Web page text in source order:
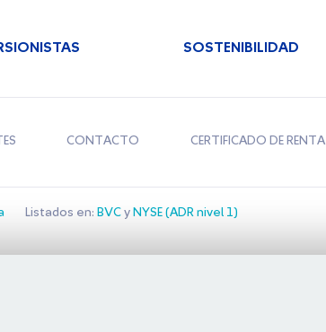
SOSTENIBILIDAD
CONTACTO CERTIFICADO DE RENTA
Listados en: BVCy NYSE (ADR nivel 1)